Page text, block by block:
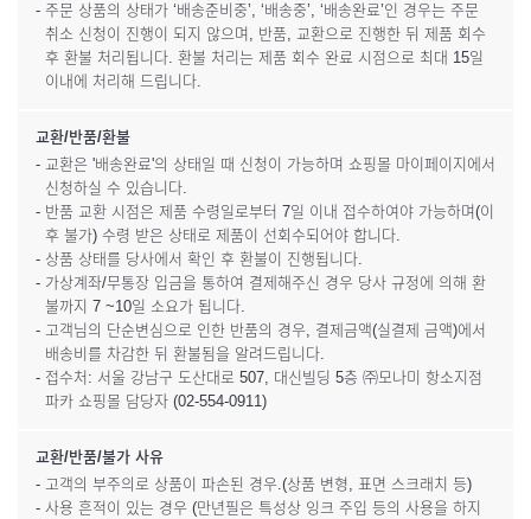
- 주문 상품의 상태가 ‘배송준비중’, ‘배송중’, ‘배송완료’인 경우는 주문
취소 신청이 진행이 되지 않으며, 반품, 교환으로 진행한 뒤 제품 회수
후 환불 처리됩니다. 환불 처리는 제품 회수 완료 시점으로 최대 15일
이내에 처리해 드립니다.
교환/반품/환불
- 교환은 '배송완료'의 상태일 때 신청이 가능하며 쇼핑몰 마이페이지에서
신청하실 수 있습니다.
- 반품 교환 시점은 제품 수령일로부터 7일 이내 접수하여야 가능하며(이
후 불가) 수령 받은 상태로 제품이 선회수되어야 합니다.
- 상품 상태를 당사에서 확인 후 환불이 진행됩니다.
- 가상계좌/무통장 입금을 통하여 결제해주신 경우 당사 규정에 의해 환
불까지 7 ~10일 소요가 됩니다.
- 고객님의 단순변심으로 인한 반품의 경우, 결제금액(실결제 금액)에서
배송비를 차감한 뒤 환불됨을 알려드립니다.
- 접수처: 서울 강남구 도산대로 507, 대신빌딩 5층 ㈜모나미 항소지점
파카 쇼핑몰 담당자 (02-554-0911)
교환/반품/불가 사유
- 고객의 부주의로 상품이 파손된 경우.(상품 변형, 표면 스크래치 등)
- 사용 흔적이 있는 경우 (만년필은 특성상 잉크 주입 등의 사용을 하지